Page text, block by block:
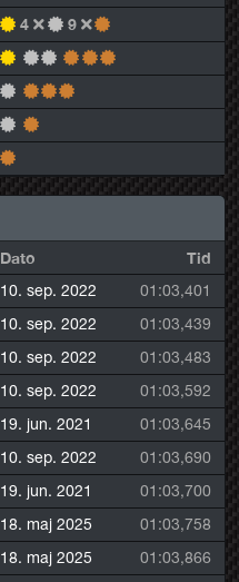
4 9
Dato Tid
10. sep. 2022
01:03,401
10. sep. 2022
01:03,439
10. sep. 2022
01:03,483
10. sep. 2022
01:03,592
19. jun. 2021
01:03,645
10. sep. 2022
01:03,690
19. jun. 2021
01:03,700
18. maj 2025
01:03,758
18. maj 2025
01:03,866